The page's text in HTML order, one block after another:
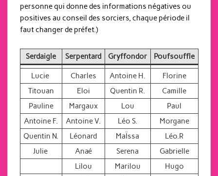
personne qui donne des informations négatives ou
positives au conseil des sorciers, chaque période il
faut changer de préfet.)
Serdaigle Serpentard Gryffondor Poufsouffle
Lucie Charles Antoine H.
Florine
Titouan
Eloi Quentin R.
Camille
Pauline
Margaux Lou
Paul
Antoine F.
Antoine V. Léo S.
Morgane
Quentin N.
Léonard MaÏssa
Léo.R
Julie
Anaé Serena
Gabrielle
Lilou
Marilou
Hugo